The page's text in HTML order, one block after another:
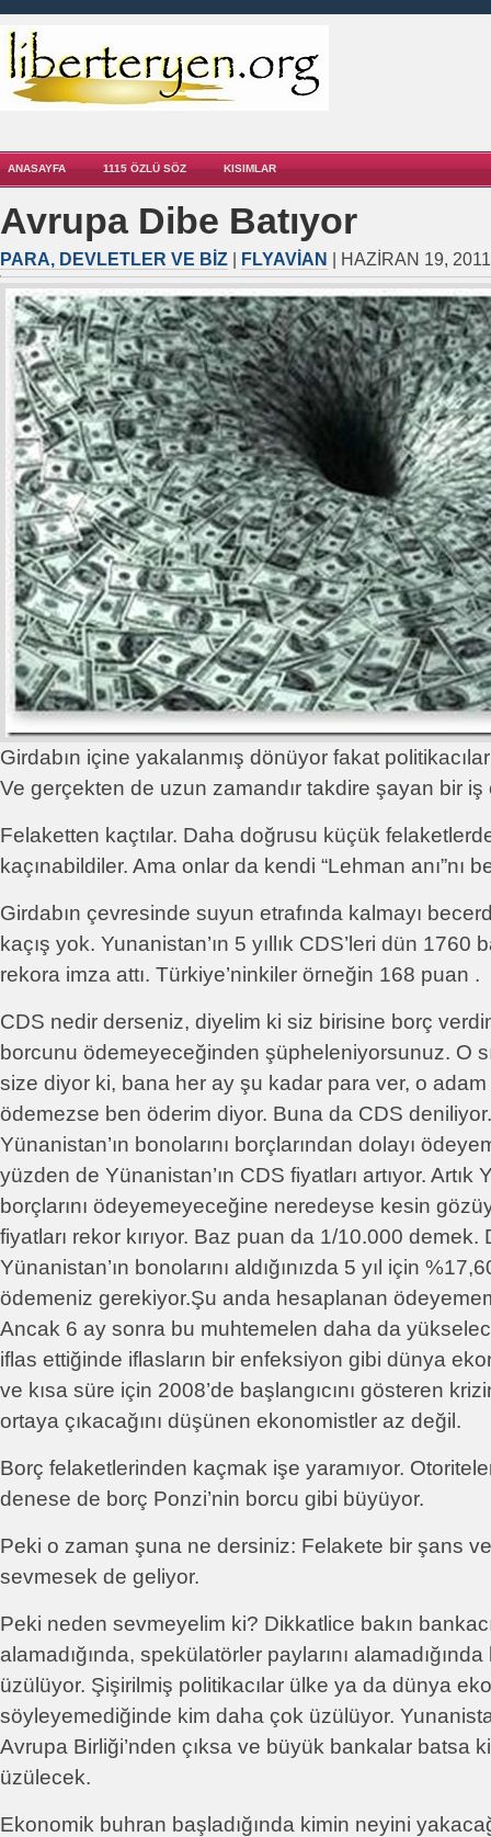
ANASAYFA 1115 ÖZLÜ SÖZ KISIMLAR
Avrupa Dibe Batıyor
PARA, DEVLETLER VE BIZ FLYAVIAN | HAZIRAN 19,
Girdabın içine yakalanmış dönüyor fakat
Ve gerçekten de uzun zamandır takdire şayan bir iş
Felaketten kaçtılar. Daha doğrusu küçük
kaçınabildiler. Ama onlar da kendi “Lehman anı”nı
Girdabın çevresinde suyun etrafında kalmayı
kaçış yok. Yunanistan’ın 5 yıllık CDS’leri dün 1760
rekora imza attı. Türkiye’ninkiler örneğin 168 puan .
CDS nedir derseniz, diyelim ki siz birisine borç
borcunu ödemeyeceğinden şüpheleniyorsunuz. O
size diyor ki, bana her ay şu kadar para ver, o
ödemezse ben öderim diyor. Buna da CDS
Yünanistan’ın bonolarını borçlarından dolayı
yüzden de Yünanistan’ın CDS fiyatları artıyor. Artık
borçlarını ödeyemeyeceğine neredeyse kesin
fiyatları rekor kırıyor. Baz puan da 1/10.000
Yünanistan’ın bonolarını aldığınızda 5 yıl için
ödemeniz gerekiyor.Şu anda hesaplanan
Ancak 6 ay sonra bu muhtemelen daha da
iflas ettiğinde iflasların bir enfeksiyon gibi dünya
ve kısa süre için 2008’de başlangıcını gösteren
ortaya çıkacağını düşünen ekonomistler az değil.
Borç felaketlerinden kaçmak işe yaramıyor.
denese de borç Ponzi’nin borcu gibi büyüyor.
Peki o zaman şuna ne dersiniz: Felakete bir şans
sevmesek de geliyor.
Peki neden sevmeyelim ki? Dikkatlice bakın
alamadığında, spekülatörler paylarını
üzülüyor. Şişirilmiş politikacılar ülke ya da dünya
söyleyemediğinde kim daha çok üzülüyor.
Avrupa Birliği’nden çıksa ve büyük bankalar batsa
üzülecek.
Ekonomik buhran başladığında kimin neyini